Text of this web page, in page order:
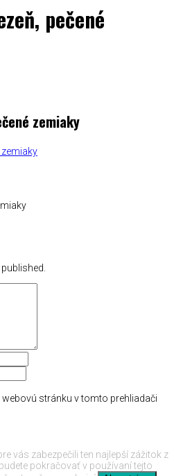
pečené
zemiaky
stránku v tomto prehliadači
vás zabezpečili ten najlepší zážitok z
pokračovať v používaní tejto